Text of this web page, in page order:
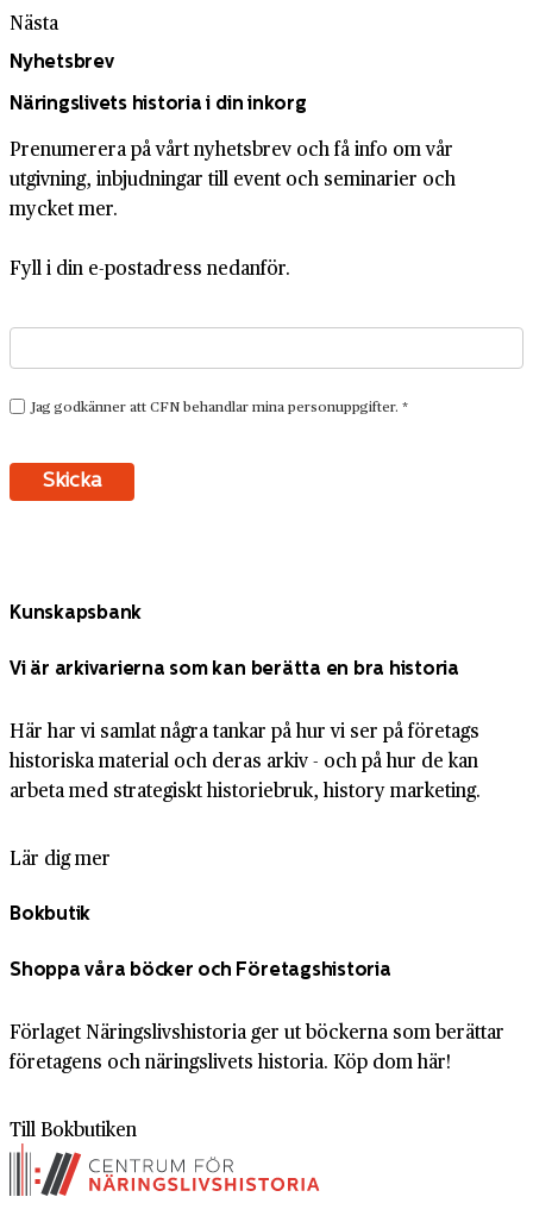
Nästa
Nyhetsbrev
Näringslivets historia i din inkorg
Prenumerera på vårt nyhetsbrev och få info om vår
utgivning, inbjudningar till event och seminarier och
mycket mer.
Fyll i din e-postadress nedanför.
Kunskapsbank
Vi är arkivarierna som kan berätta en bra historia
Här har vi samlat några tankar på hur vi ser på företags
historiska material och deras arkiv - och på hur de kan
arbeta med strategiskt historiebruk, history marketing.
Lär dig mer
Bokbutik
Shoppa våra böcker och Företagshistoria
Förlaget Näringslivshistoria ger ut böckerna som berättar
företagens och näringslivets historia. Köp dom här!
Till Bokbutiken